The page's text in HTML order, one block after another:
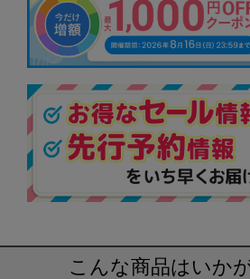
こんな商品はいか